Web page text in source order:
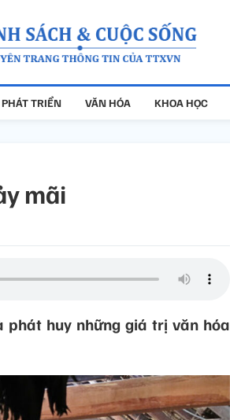
TRIỂN VĂN HÓA KHOA HỌC
mãi
phát huy những giá trị văn hóa